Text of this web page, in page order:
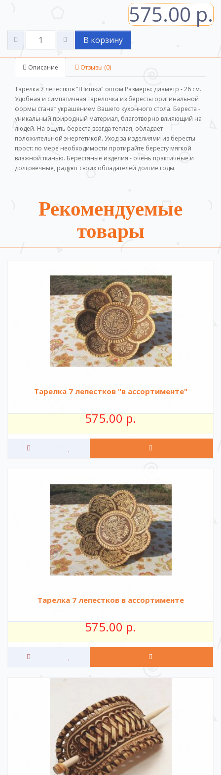
575.00 р.
В корзину
Описание Отзывы (0)
Тарелка 7 лепестков "Шишки" оптом Размеры: диаметр - 26 см.
Удобная и симпатичная тарелочка из бересты оригинальной
формы станет украшением Вашего кухонного стола. Береста -
уникальный природный материал, благотворно влияющий на
людей. На ощупь береста всегда теплая, обладает
положительной энергетикой. Уход за изделиями из бересты
прост: по мере необходимости протирайте бересту мягкой
влажной тканью. Берестяные изделия - очень практичные и
долговечные, радуют своих обладателей долгие годы.
Рекомендуемые
товары
Тарелка 7 лепестков "в ассортименте"
575.00 р.
Тарелка 7 лепестков в ассортименте
575.00 р.